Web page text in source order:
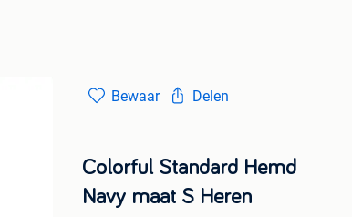
Bewaar Delen
Colorful Standard Hemd
Navy maat S Heren